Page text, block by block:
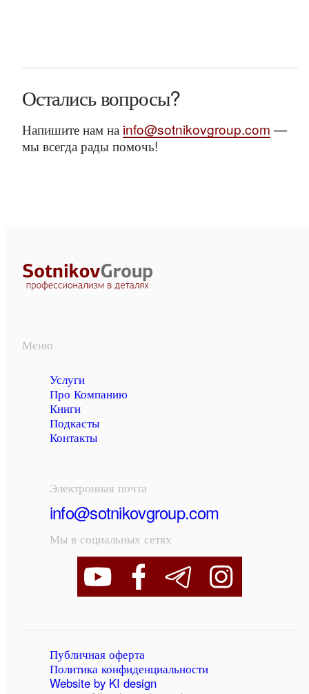
Остались вопросы?
Напишите нам на info@sotnikovgroup.com —
мы всегда рады помочь!
Меню
Услуги
Про Компанию
Книги
Подкасты
Контакты
Электронная почта
info@sotnikovgroup.com
Мы в социальных сетях
Публичная оферта
Политика конфиденциальности
Website by KI design